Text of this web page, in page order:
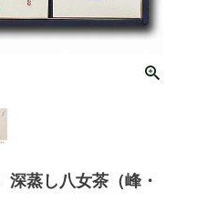
深蒸し八女茶（峰・